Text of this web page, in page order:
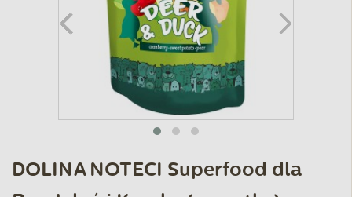
DOLINA NOTECI Superfood dla